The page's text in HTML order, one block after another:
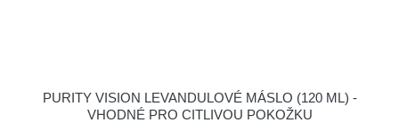
PURITY VISION LEVANDULOVÉ MÁSLO (120 ML) -
VHODNÉ PRO CITLIVOU POKOŽKU